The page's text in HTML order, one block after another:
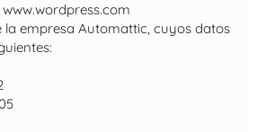
la empresa Automattic, cuyos datos